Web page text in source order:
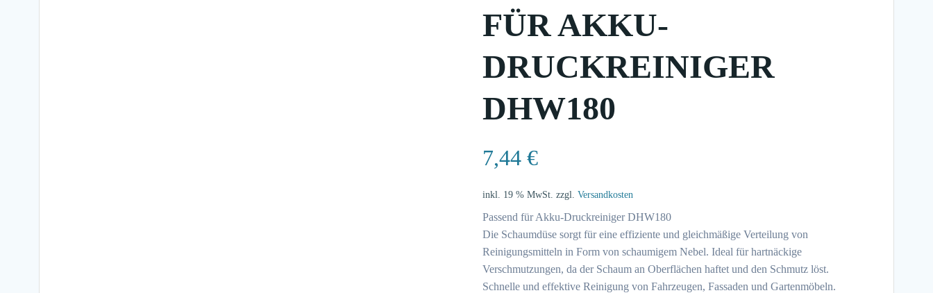
FÜR AKKU-
DRUCKREINIGER
DHW180
7,44 €
inkl. 19 % MwSt. zzgl. Versandkosten
Passend für Akku-Druckreiniger DHW180
Die Schaumdüse sorgt für eine effiziente und gleichmäßige Verteilung von
Reinigungsmitteln in Form von schaumigem Nebel. Ideal für hartnäckige
Verschmutzungen, da der Schaum an Oberflächen haftet und den Schmutz löst.
Schnelle und effektive Reinigung von Fahrzeugen, Fassaden und Gartenmöbeln.